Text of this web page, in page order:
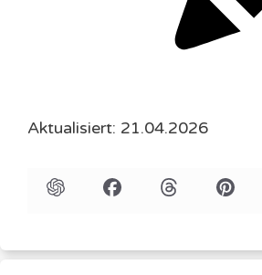
Aktualisiert: 21.04.2026